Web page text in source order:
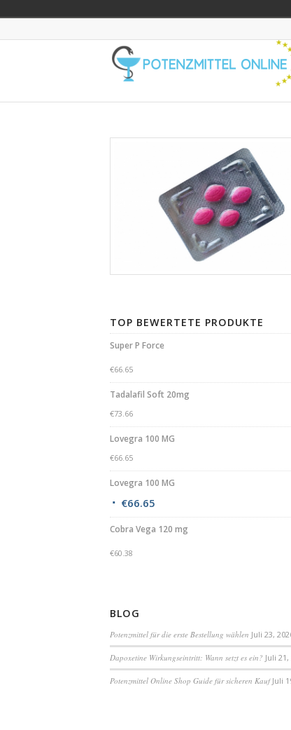
TOP BEWERTETE PRODUKTE
Super P Force
€66.65
Tadalafil Soft 20mg
€73.66
Lovegra 100 MG
€66.65
Lovegra 100 MG
€66.65
Cobra Vega 120 mg
€60.38
BLOG
Potenzmittel für die erste Bestellung wählen Juli 23,
Dapoxetine Wirkungseintritt: Wann setzt es ein? Juli
Potenzmittel Online Shop Guide für sicheren Kauf Juli